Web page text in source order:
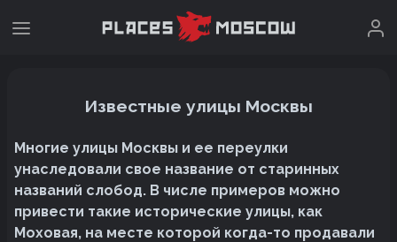
Известные улицы Москвы
Многие улицы Москвы и ее переулки
унаследовали свое название от старинных
названий слобод. В числе примеров можно
привести такие исторические улицы, как
Моховая, на месте которой когда-то продавали